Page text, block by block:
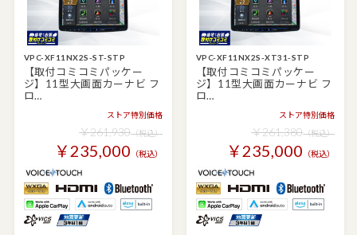
VPC-XF11NX2S-ST-STP
【取付コミコミパッケー
ジ】11型大画面カーナビ フ
ロ…
ストア特別価格
￥261,930（税込）
￥235,000 （税込）
VPC-XF11NX2S-XT31-STP
【取付コミコミパッケー
ジ】11型大画面カーナビ フ
ロ…
ストア特別価格
￥261,380（税込）
￥235,000 （税込）